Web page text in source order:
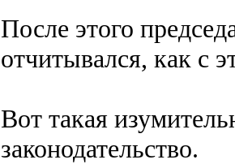
После этого
отчитывался, как с
Вот такая
законодательство.